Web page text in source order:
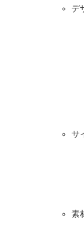
デ
サ
素